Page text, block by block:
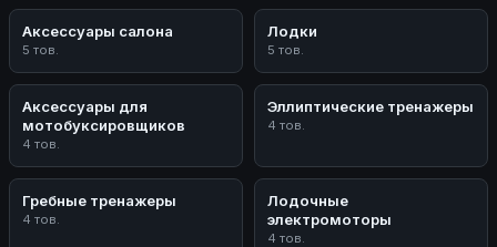
Аксессуары салона
5 тов.
Лодки
5 тов.
Аксессуары для
мотобуксировщиков
4 тов.
Эллиптические тренажеры
4 тов.
Гребные тренажеры
4 тов.
Лодочные
электромоторы
4 тов.